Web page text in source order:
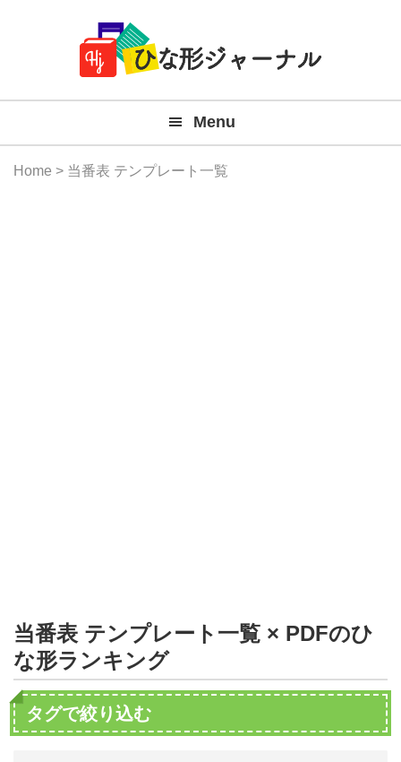
Navigation
料
テ
Menu
Home > 当番表 テンプレート一覧
当番表 テンプレート一覧 × PDFのひ
な形ランキング
タグで絞り込む